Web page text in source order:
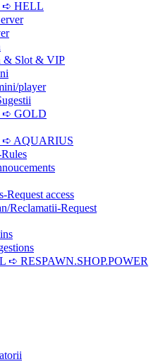
➪ HELL
Slot & VIP
player
GOLD
AQUARIUS
access
Reclamatii-Request
RESPAWN.SHOP.POWER